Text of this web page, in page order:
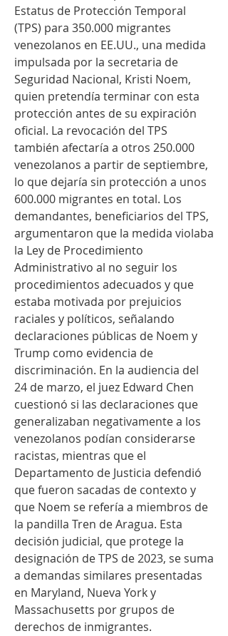
Estatus de Protección Temporal
(TPS) para 350.000 migrantes
venezolanos en EE.UU., una medida
impulsada por la secretaria de
Seguridad Nacional, Kristi Noem,
quien pretendía terminar con esta
protección antes de su expiración
oficial. La revocación del TPS
también afectaría a otros 250.000
venezolanos a partir de septiembre,
lo que dejaría sin protección a unos
600.000 migrantes en total. Los
demandantes, beneficiarios del TPS,
argumentaron que la medida violaba
la Ley de Procedimiento
Administrativo al no seguir los
procedimientos adecuados y que
estaba motivada por prejuicios
raciales y políticos, señalando
declaraciones públicas de Noem y
Trump como evidencia de
discriminación. En la audiencia del
24 de marzo, el juez Edward Chen
cuestionó si las declaraciones que
generalizaban negativamente a los
venezolanos podían considerarse
racistas, mientras que el
Departamento de Justicia defendió
que fueron sacadas de contexto y
que Noem se refería a miembros de
la pandilla Tren de Aragua. Esta
decisión judicial, que protege la
designación de TPS de 2023, se suma
a demandas similares presentadas
en Maryland, Nueva York y
Massachusetts por grupos de
derechos de inmigrantes.